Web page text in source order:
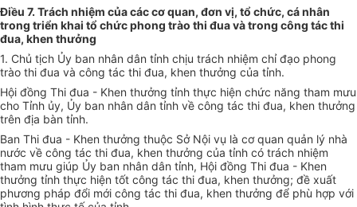
Điều 7. Trách nhiệm của các cơ quan, đơn vị, tổ chức, cá nhân
trong triển khai tổ chức phong trào thi đua và trong công tác thi
đua, khen thưởng
1. Chủ tịch Ủy ban nhân dân tỉnh chịu trách nhiệm chỉ đạo phong
trào thi đua và công tác thi đua, khen thưởng của tỉnh.
Hội đồng Thi đua - Khen thưởng tỉnh thực hiện chức năng tham mưu
cho Tỉnh ủy, Ủy ban nhân dân tỉnh về công tác thi đua, khen thưởng
trên địa bàn tỉnh.
Ban Thi đua - Khen thưởng thuộc Sở Nội vụ là cơ quan quản lý nhà
nước về công tác thi đua, khen thưởng của tỉnh có trách nhiệm
tham mưu giúp Ủy ban nhân dân tỉnh, Hội đồng Thi đua - Khen
thưởng tỉnh thực hiện tốt công tác thi đua, khen thưởng; đề xuất
phương pháp đổi mới công tác thi đua, khen thưởng để phù hợp với